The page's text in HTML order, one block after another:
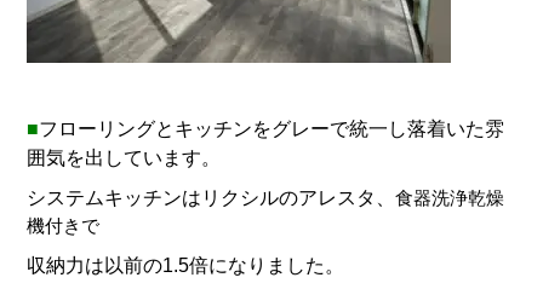
■フローリングとキッチンをグレーで統一し落着いた雰
囲気を出しています。
システムキッチンはリクシルのアレスタ、食器洗浄乾燥
機付きで
収納力は以前の1.5倍になりました。